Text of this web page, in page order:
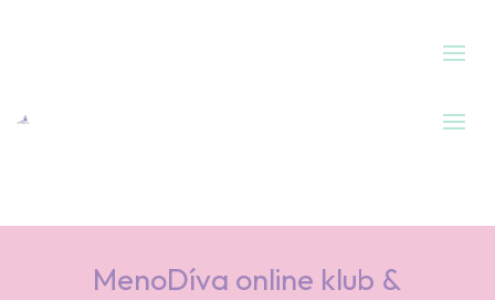
MenoDíva online klub &